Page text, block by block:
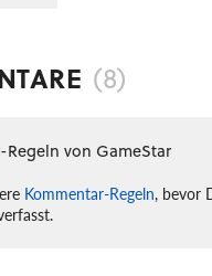
(8)
von GameStar
Kommentar-Regeln, bevor